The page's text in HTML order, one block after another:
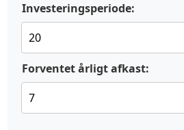
Investeringsperiode:
Forventet årligt afkast: